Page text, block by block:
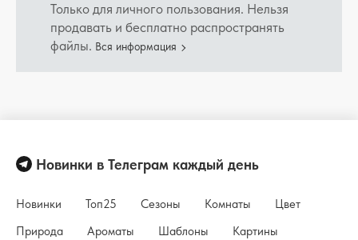
Только для личного пользования. Нельзя
продавать и бесплатно распространять
файлы. Вся информация
Новинки в Телеграм каждый день
Новинки Топ25 Сезоны Комнаты
Цвет
Природа
Ароматы Шаблоны
Картины